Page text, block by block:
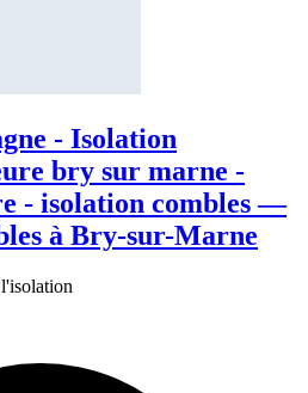
- Isolation
bry sur marne -
- isolation combles —
à Bry-sur-Marne